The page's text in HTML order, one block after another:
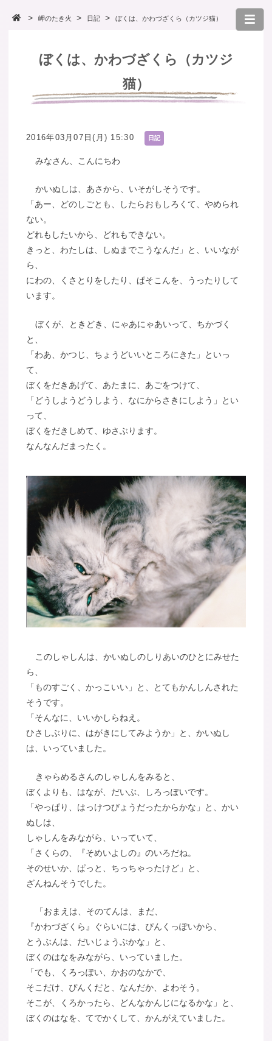
岬のたき火 日記 ぼくは、かわづざくら（カツジ猫）
ぼくは、かわづざくら（カツジ
猫）
2016年03月07日(月) 15:30 日記
みなさん、こんにちわ
かいぬしは、あさから、いそがしそうです。
「あー、どのしごとも、したらおもしろくて、やめられ
ない。
どれもしたいから、どれもできない。
きっと、わたしは、しぬまでこうなんだ」と、いいなが
ら、
にわの、くさとりをしたり、ぱそこんを、うったりして
います。
ぼくが、ときどき、にゃあにゃあいって、ちかづく
と、
「わあ、かつじ、ちょうどいいところにきた」といっ
て、
ぼくをだきあげて、あたまに、あごをつけて、
「どうしようどうしよう、なにからさきにしよう」とい
って、
ぼくをだきしめて、ゆさぶります。
なんなんだまったく。
このしゃしんは、かいぬしのしりあいのひとにみせた
ら、
「ものすごく、かっこいい」と、とてもかんしんされた
そうです。
「そんなに、いいかしらねえ。
ひさしぶりに、はがきにしてみようか」と、かいぬし
は、いっていました。
きゃらめるさんのしゃしんをみると、
ぼくよりも、はなが、だいぶ、しろっぽいです。
「やっぱり、はっけつびょうだったからかな」と、かい
ぬしは、
しゃしんをみながら、いっていて、
「さくらの、『そめいよしの』のいろだね。
そのせいか、ぱっと、ちっちゃったけど」と、
ざんねんそうでした。
「おまえは、そのてんは、まだ、
『かわづざくら』ぐらいには、ぴんくっぽいから、
とうぶんは、だいじょうぶかな」と、
ぼくのはなをみながら、いっていました。
「でも、くろっぽい、かおのなかで、
そこだけ、ぴんくだと、なんだか、よわそう。
そこが、くろかったら、どんなかんじになるかな」と、
ぼくのはなを、てでかくして、かんがえていました。